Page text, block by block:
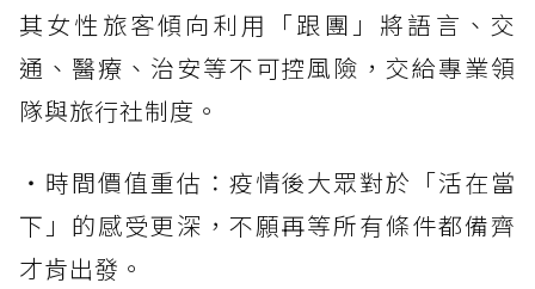
其女性旅客傾向利用「跟團」將語言、交
通、醫療、治安等不可控風險，交給專業領
隊與旅行社制度。
・時間價值重估：疫情後大眾對於「活在當
下」的感受更深，不願再等所有條件都備齊
才肯出發。